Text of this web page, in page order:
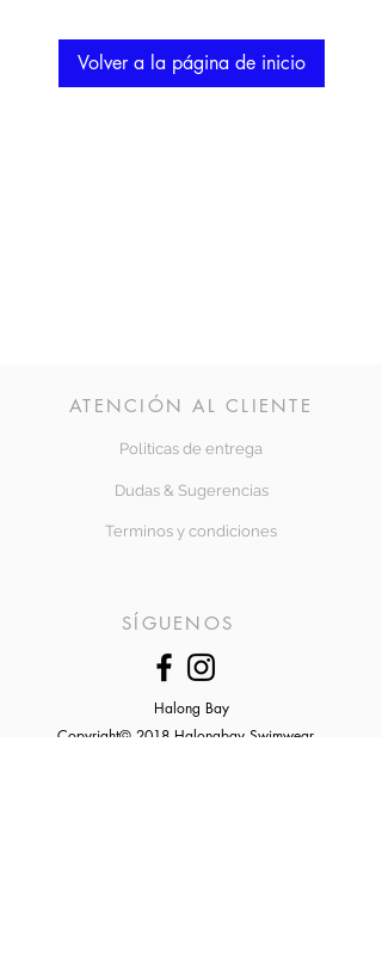
Volver a la página de inicio
ATENCIÓN AL CLIENTE
Politicas de entrega
Dudas & Sugerencias
Terminos y condiciones
SÍGUENOS
Halong Bay
Copyright© 2018 Halongbay Swimwear